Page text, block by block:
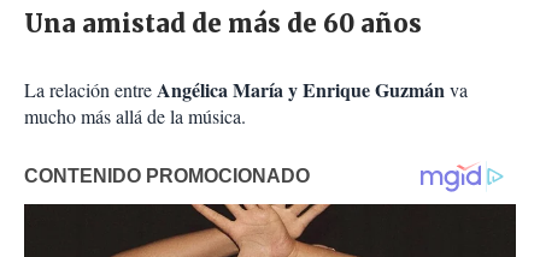
Una amistad de más de 60 años
La relación entreAngélica María y Enrique Guzmánva
mucho más allá de la música.